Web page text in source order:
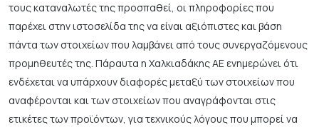
τους καταναλωτές της προσπαθεί, οι πληροφορίες που
παρέχει στην ιστοσελίδα της να είναι αξιόπιστες και βάση
πάντα των στοιχείων που λαμβάνει από τους συνεργαζόμενους
προμηθευτές της. Πάραυτα η Χαλκιαδάκης ΑΕ ενημερώνει ότι
ενδέχεται να υπάρχουν διαφορές μεταξύ των στοιχείων που
αναφέρονται και των στοιχείων που αναγράφονται στις
ετικέτες των προϊόντων, για τεχνικούς λόγους που μπορεί να